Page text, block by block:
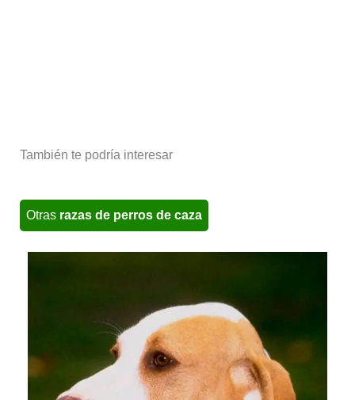
También te podría interesar
Otras razas de perros de caza